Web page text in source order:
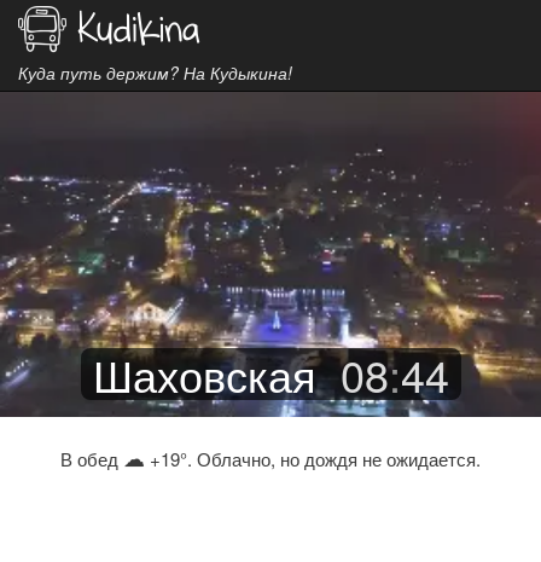
Куда путь держим? На Кудыкина!
Шаховская 08:44
В обед ☁ +19°. Облачно, но дождя не ожидается.